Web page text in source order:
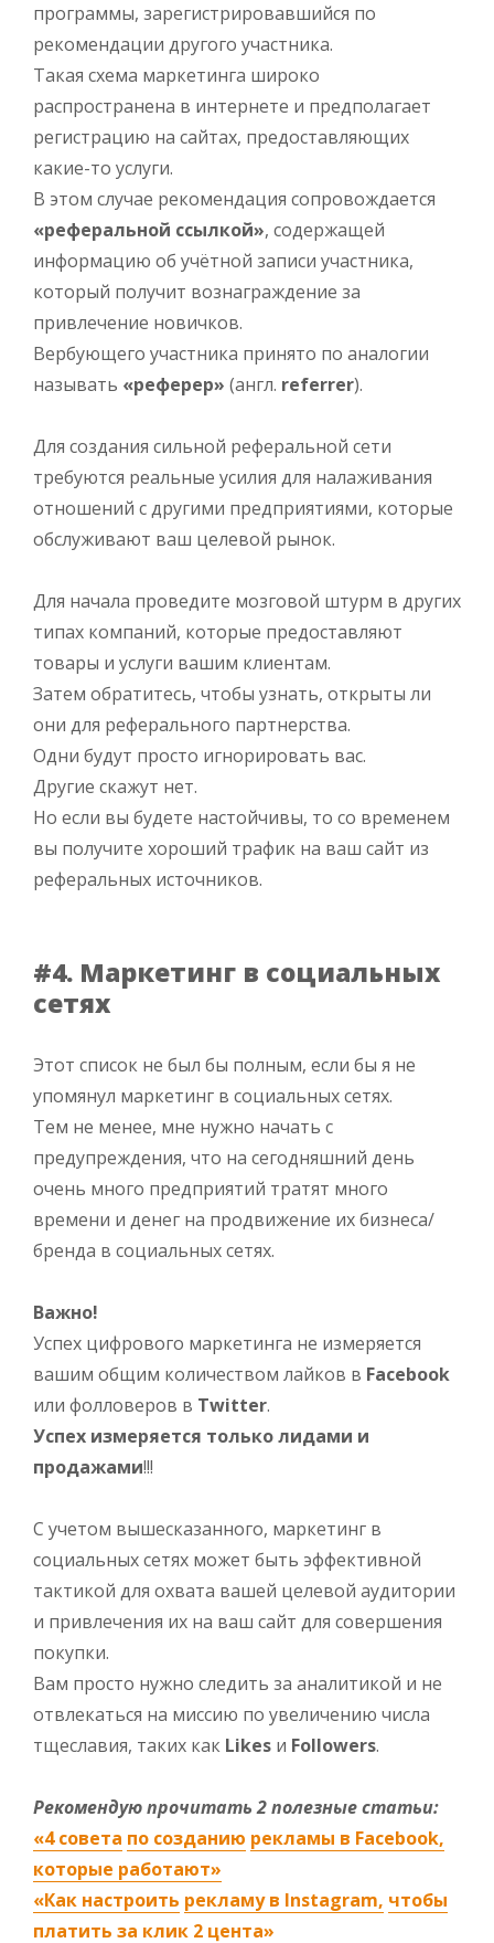
программы, зарегистрировавшийся по
рекомендации другого участника.
Такая схема маркетинга широко
распространена в интернете и предполагает
регистрацию на сайтах, предоставляющих
какие-то услуги.
В этом случае рекомендация сопровождается
«реферальной ссылкой», содержащей
информацию об учётной записи участника,
который получит вознаграждение за
привлечение новичков.
Вербующего участника принято по аналогии
называть «реферер» (англ. referrer).
Для создания сильной реферальной сети
требуются реальные усилия для налаживания
отношений с другими предприятиями, которые
обслуживают ваш целевой рынок.
Для начала проведите мозговой штурм в других
типах компаний, которые предоставляют
товары и услуги вашим клиентам.
Затем обратитесь, чтобы узнать, открыты ли
они для реферального партнерства.
Одни будут просто игнорировать вас.
Другие скажут нет.
Но если вы будете настойчивы, то со временем
вы получите хороший трафик на ваш сайт из
реферальных источников.
#4. Маркетинг в социальных
сетях
Этот список не был бы полным, если бы я не
упомянул маркетинг в социальных сетях.
Тем не менее, мне нужно начать с
предупреждения, что на сегодняшний день
очень много предприятий тратят много
времени и денег на продвижение их бизнеса/
бренда в социальных сетях.
Важно!
Успех цифрового маркетинга не измеряется
вашим общим количеством лайков в Facebook
или фолловеров в Twitter.
Успех измеряется только лидами и
продажами!!!
С учетом вышесказанного, маркетинг в
социальных сетях может быть эффективной
тактикой для охвата вашей целевой аудитории
и привлечения их на ваш сайт для совершения
покупки.
Вам просто нужно следить за аналитикой и не
отвлекаться на миссию по увеличению числа
тщеславия, таких как Likes и Followers.
Рекомендую прочитать 2 полезные статьи:
«4 совета по созданию рекламы в Facebook,
которые работают»
«Как настроить рекламу в Instagram, чтобы
платить за клик 2 цента»